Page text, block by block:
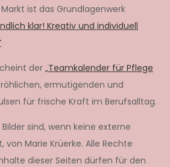
ist das Grundlagenwerk
klar! Kreativ und individuell
der „Teamkalender für Pflege
ermutigenden und
für frische Kraft im Berufsalltag.
sind, wenn keine externe
von Marie Krüerke. Alle Rechte
dieser Seiten dürfen für den